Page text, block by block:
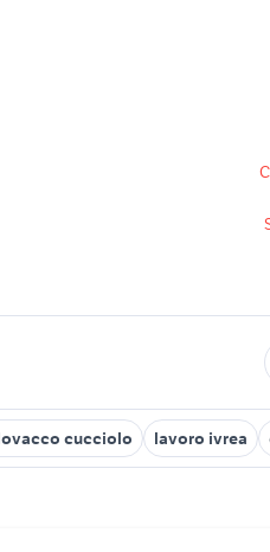
cucciolo lavoro ivrea